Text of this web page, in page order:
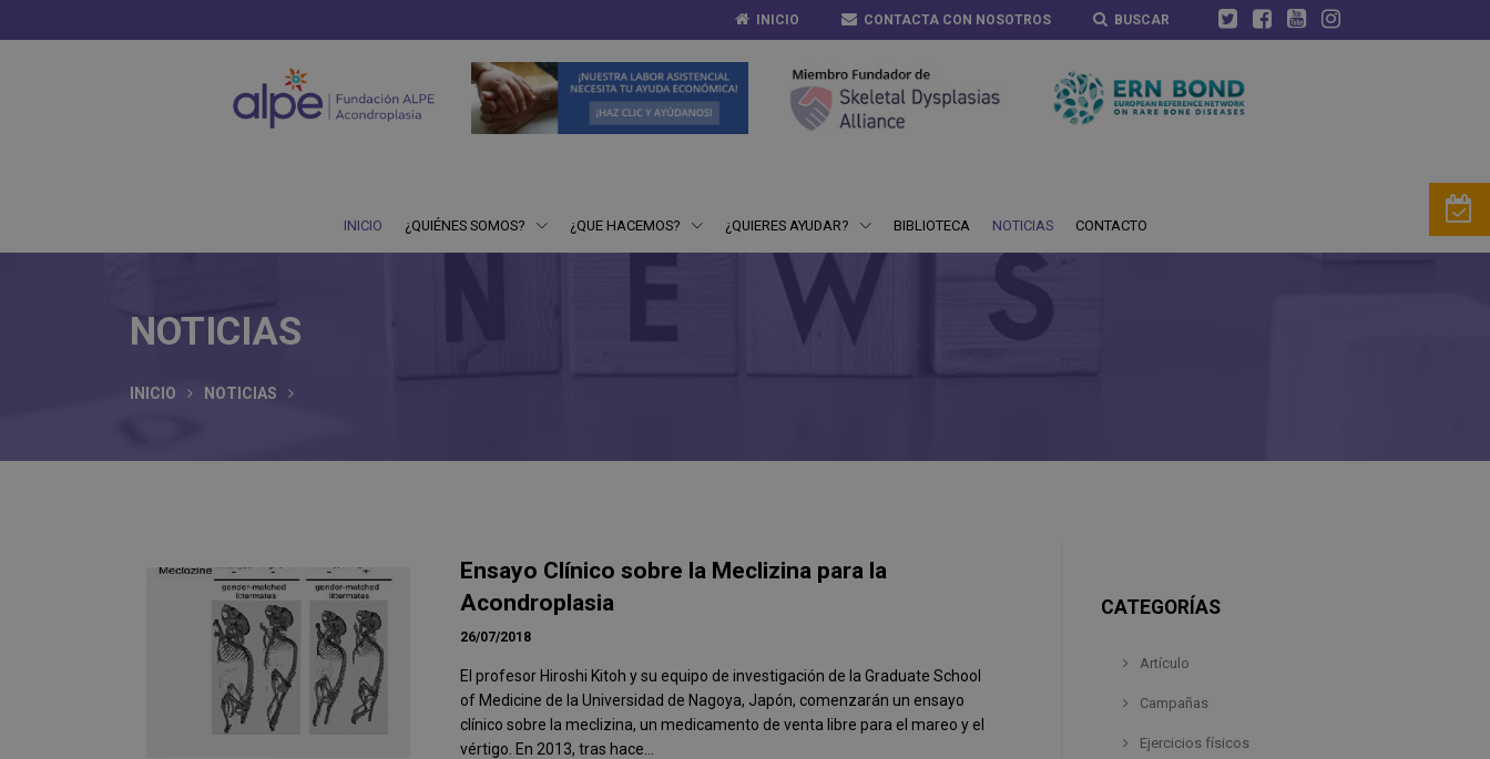
INICIO CONTACTA CON NOSOTROS BUSCAR
INICIO ¿QUIÉNES SOMOS? ¿QUE HACEMOS? ¿QUIERES AYUDAR? BIBLIOTECA NOTICIAS CONTACTO
NOTICIAS
INICIO NOTICIAS
Ensayo Clínico sobre la Meclizina para la
Acondroplasia
26/07/2018
El profesor Hiroshi Kitoh y su equipo de investigación de la Graduate School
of Medicine de la Universidad de Nagoya, Japón, comenzarán un ensayo
clínico sobre la meclizina, un medicamento de venta libre para el mareo y el
vértigo. En 2013, tras hace...
CATEGORÍAS
Artículo
Campañas
Ejercicios físicos